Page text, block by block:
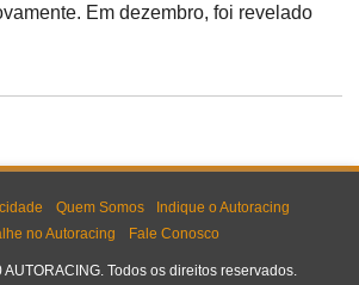
Em dezembro, foi revelado
Quem Somos
Indique o Autoracing
no Autoracing
Fale Conosco
Todos os direitos reservados.